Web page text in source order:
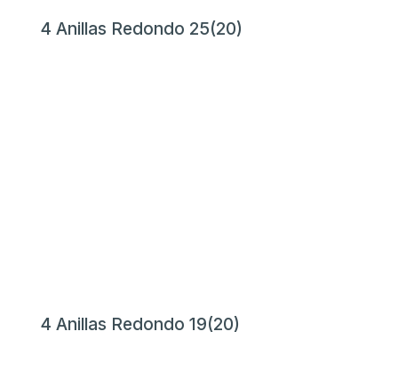
4 Anillas Redondo 25(20)
4 Anillas Redondo 19(20)